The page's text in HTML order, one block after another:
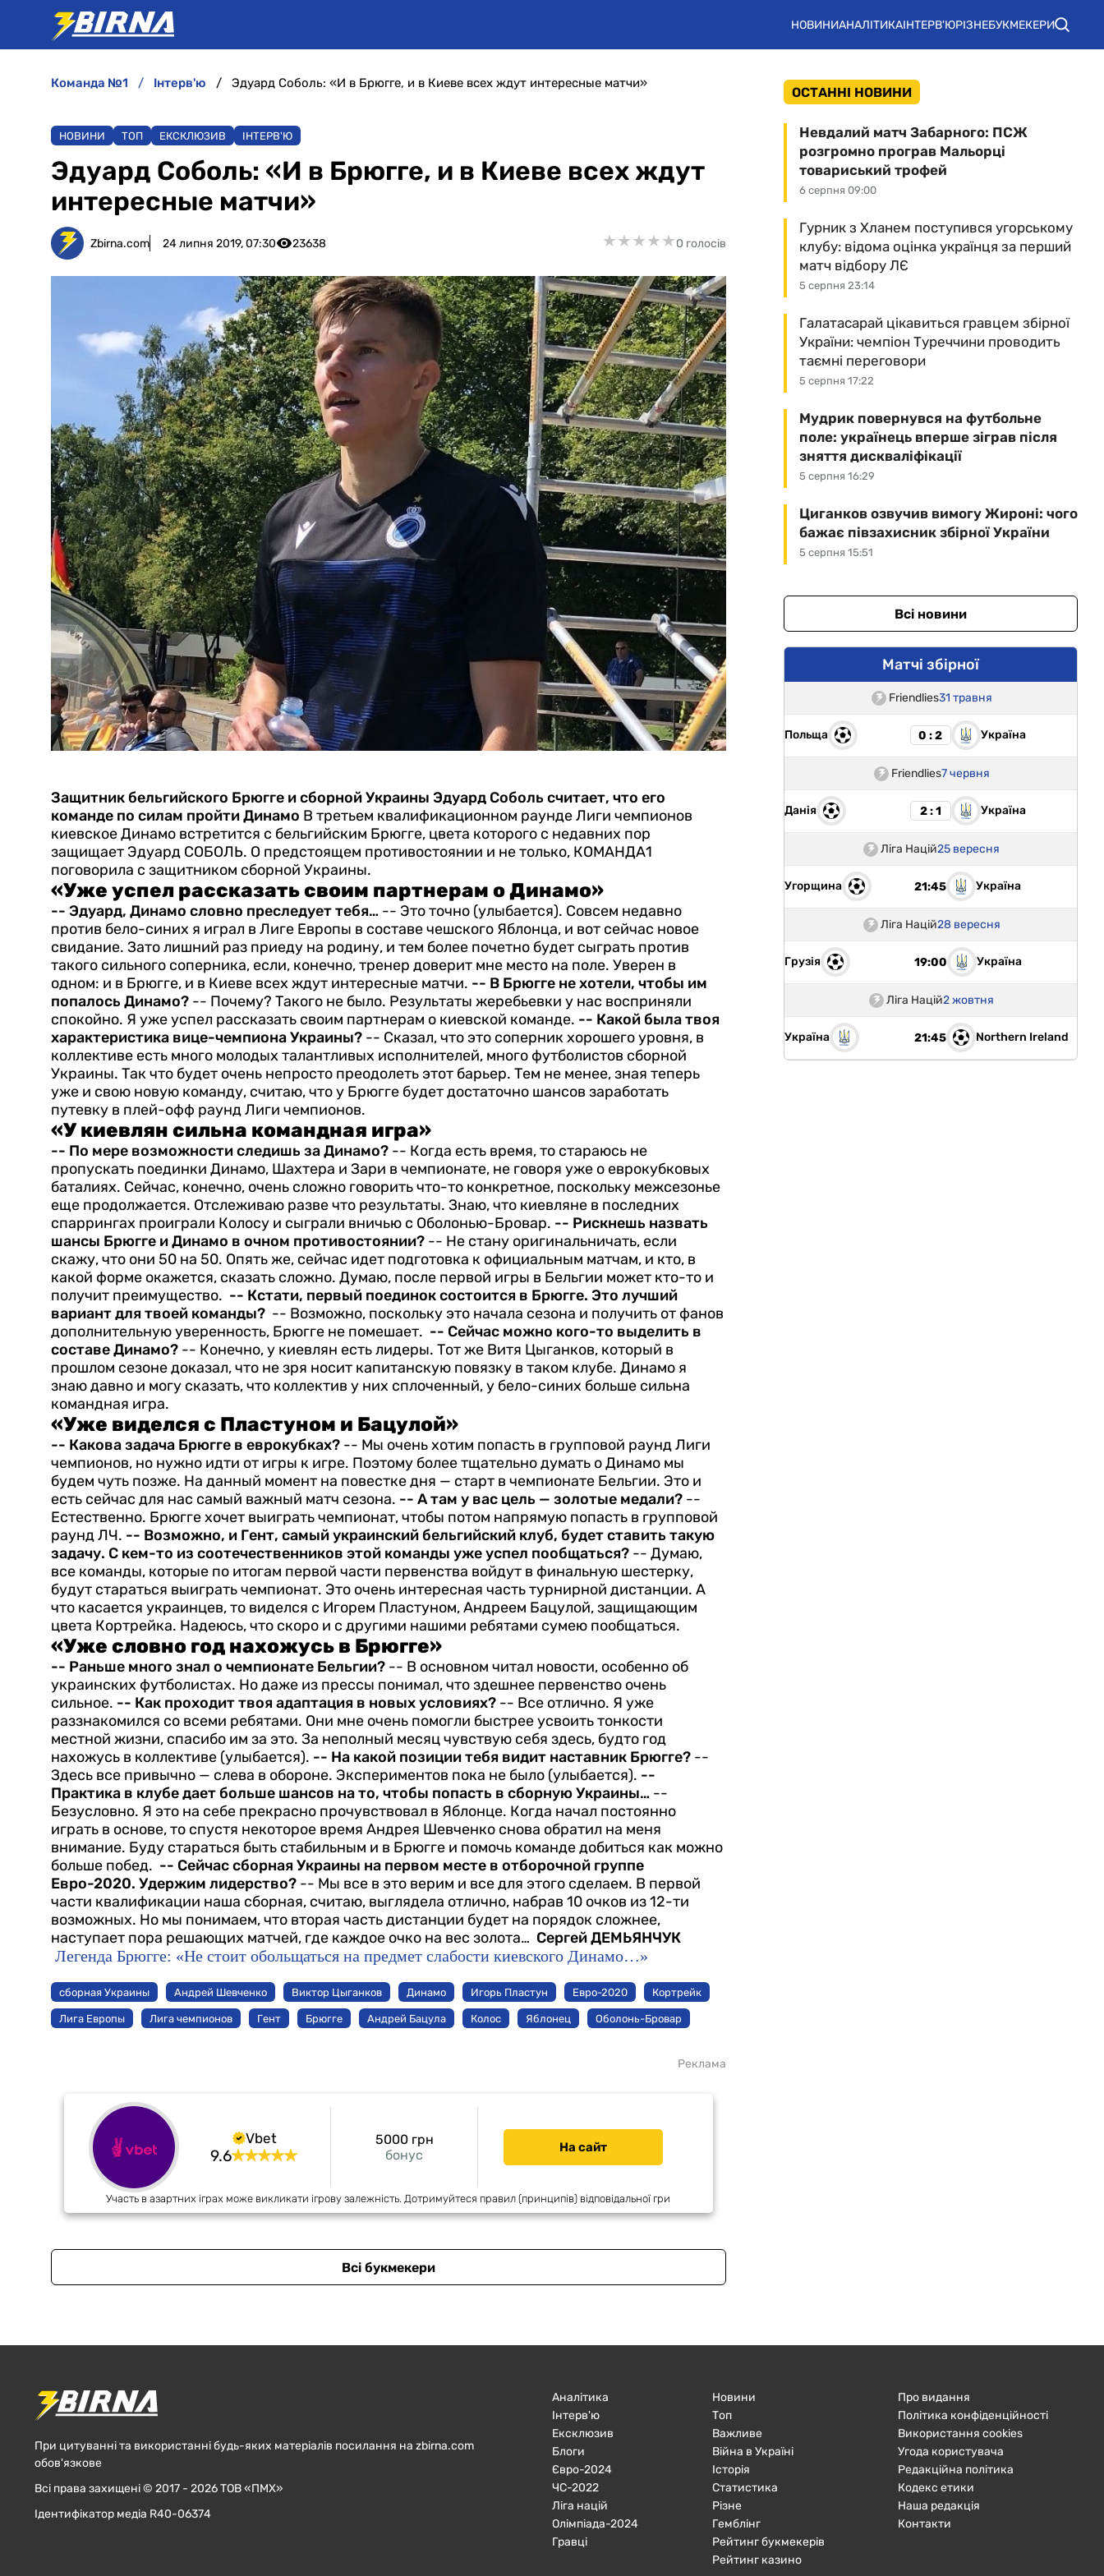
НОВИНИАНАЛІТИКАІНТЕРВ'ЮРІЗНЕБУКМЕКЕРИ
команда №1 інтерв'ю Эдуард Соболь: «И в Брюгге, и в Киеве всех ждут интересные матчи»
НОВИНИ ТОП ЕКСКЛЮЗИВ ІНТЕРВ'Ю
Эдуард Соболь: «И в Брюгге, и в Киеве всех ждут
интересные матчи»
Zbirna.com 24 липня 2019, 07:30 23638 ★★★★★
★★★★★0 голосів
Защитник бельгийского Брюгге и сборной Украины Эдуард Соболь считает, что его
команде по силам пройти Динамо В третьем квалификационном раунде Лиги чемпионов
киевское Динамо встретится с бельгийским Брюгге, цвета которого с недавних пор
защищает Эдуард СОБОЛЬ. О предстоящем противостоянии и не только, КОМАНДА1
поговорила с защитником сборной Украины.
«Уже успел рассказать своим партнерам о Динамо»
-- Эдуард, Динамо словно преследует тебя… -- Это точно (улыбается). Совсем недавно
против бело-синих я играл в Лиге Европы в составе чешского Яблонца, и вот сейчас новое
свидание. Зато лишний раз приеду на родину, и тем более почетно будет сыграть против
такого сильного соперника, если, конечно, тренер доверит мне место на поле. Уверен в
одном: и в Брюгге, и в Киеве всех ждут интересные матчи. -- В Брюгге не хотели, чтобы им
попалось Динамо? -- Почему? Такого не было. Результаты жеребьевки у нас восприняли
спокойно. Я уже успел рассказать своим партнерам о киевской команде. -- Какой была твоя
характеристика вице-чемпиона Украины? -- Сказал, что это соперник хорошего уровня, в
коллективе есть много молодых талантливых исполнителей, много футболистов сборной
Украины. Так что будет очень непросто преодолеть этот барьер. Тем не менее, зная теперь
уже и свою новую команду, считаю, что у Брюгге будет достаточно шансов заработать
путевку в плей-офф раунд Лиги чемпионов.
«У киевлян сильна командная игра»
-- По мере возможности следишь за Динамо? -- Когда есть время, то стараюсь не
пропускать поединки Динамо, Шахтера и Зари в чемпионате, не говоря уже о еврокубковых
баталиях. Сейчас, конечно, очень сложно говорить что-то конкретное, поскольку межсезонье
еще продолжается. Отслеживаю разве что результаты. Знаю, что киевляне в последних
спаррингах проиграли Колосу и сыграли вничью с Оболонью-Бровар. -- Рискнешь назвать
шансы Брюгге и Динамо в очном противостоянии? -- Не стану оригинальничать, если
скажу, что они 50 на 50. Опять же, сейчас идет подготовка к официальным матчам, и кто, в
какой форме окажется, сказать сложно. Думаю, после первой игры в Бельгии может кто-то и
получит преимущество. -- Кстати, первый поединок состоится в Брюгге. Это лучший
вариант для твоей команды? -- Возможно, поскольку это начала сезона и получить от фанов
дополнительную уверенность, Брюгге не помешает. -- Сейчас можно кого-то выделить в
составе Динамо? -- Конечно, у киевлян есть лидеры. Тот же Витя Цыганков, который в
прошлом сезоне доказал, что не зря носит капитанскую повязку в таком клубе. Динамо я
знаю давно и могу сказать, что коллектив у них сплоченный, у бело-синих больше сильна
командная игра.
«Уже виделся с Пластуном и Бацулой»
-- Какова задача Брюгге в еврокубках? -- Мы очень хотим попасть в групповой раунд Лиги
чемпионов, но нужно идти от игры к игре. Поэтому более тщательно думать о Динамо мы
будем чуть позже. На данный момент на повестке дня — старт в чемпионате Бельгии. Это и
есть сейчас для нас самый важный матч сезона. -- А там у вас цель — золотые медали? --
Естественно. Брюгге хочет выиграть чемпионат, чтобы потом напрямую попасть в групповой
раунд ЛЧ. -- Возможно, и Гент, самый украинский бельгийский клуб, будет ставить такую
задачу. С кем-то из соотечественников этой команды уже успел пообщаться? -- Думаю,
все команды, которые по итогам первой части первенства войдут в финальную шестерку,
будут стараться выиграть чемпионат. Это очень интересная часть турнирной дистанции. А
что касается украинцев, то виделся с Игорем Пластуном, Андреем Бацулой, защищающим
цвета Кортрейка. Надеюсь, что скоро и с другими нашими ребятами сумею пообщаться.
«Уже словно год нахожусь в Брюгге»
-- Раньше много знал о чемпионате Бельгии? -- В основном читал новости, особенно об
украинских футболистах. Но даже из прессы понимал, что здешнее первенство очень
сильное. -- Как проходит твоя адаптация в новых условиях? -- Все отлично. Я уже
раззнакомился со всеми ребятами. Они мне очень помогли быстрее усвоить тонкости
местной жизни, спасибо им за это. За неполный месяц чувствую себя здесь, будто год
нахожусь в коллективе (улыбается). -- На какой позиции тебя видит наставник Брюгге? --
Здесь все привычно — слева в обороне. Экспериментов пока не было (улыбается). --
Практика в клубе дает больше шансов на то, чтобы попасть в сборную Украины… --
Безусловно. Я это на себе прекрасно прочувствовал в Яблонце. Когда начал постоянно
играть в основе, то спустя некоторое время Андрея Шевченко снова обратил на меня
внимание. Буду стараться быть стабильным и в Брюгге и помочь команде добиться как можно
больше побед. -- Сейчас сборная Украины на первом месте в отборочной группе
Евро-2020. Удержим лидерство? -- Мы все в это верим и все для этого сделаем. В первой
части квалификации наша сборная, считаю, выглядела отлично, набрав 10 очков из 12-ти
возможных. Но мы понимаем, что вторая часть дистанции будет на порядок сложнее,
наступает пора решающих матчей, где каждое очко на вес золота… Сергей ДЕМЬЯНЧУК
Легенда Брюгге: «Не стоит обольщаться на предмет слабости киевского Динамо…»
сборная Украины Андрей Шевченко Виктор Цыганков Динамо Игорь Пластун Евро-2020 Кортрейк
Лига Европы Лига чемпионов Гент Брюгге Андрей Бацула Колос Яблонец Оболонь-Бровар
Реклама
Vbet
9.6 бонус
5000 грн На сайт
Участь в азартних іграх може викликати ігрову залежність. Дотримуйтеся правил (принципів) відповідальної гри
Всі букмекери
ОСТАННІ НОВИНИ
6 серпня 09:00
Невдалий матч Забарного: ПСЖ
розгромно програв Мальорці
товариський трофей
5 серпня 23:14
Гурник з Хланем поступився угорському
клубу: відома оцінка українця за перший
матч відбору ЛЄ
5 серпня 17:22
Галатасарай цікавиться гравцем збірної
України: чемпіон Туреччини проводить
таємні переговори
5 серпня 16:29
Мудрик повернувся на футбольне
поле: українець вперше зіграв після
зняття дискваліфікації
5 серпня 15:51
Циганков озвучив вимогу Жироні: чого
бажає півзахисник збірної України
Всі новини
Матчі збірної
Friendlies31 травня
Польща 0 : 2 Україна
Friendlies7 червня
Данія 2 : 1 Україна
Ліга Націй25 вересня
Угорщина 21:45 Україна
Ліга Націй28 вересня
Грузія 19:00 Україна
Ліга Націй2 жовтня
Україна 21:45 Northern Ireland
При цитуванні та використанні будь-яких матеріалів посилання на zbirna.com
обов'язкове
Всі права захищені © 2017 - 2026 ТОВ «ПМХ»
Ідентифікатор медіа R40-06374
Аналітика
Інтерв'ю
Ексклюзив
Блоги
Євро-2024
ЧC-2022
Ліга націй
Олімпіада-2024
Гравці
Новини
Топ
Важливе
Війна в Україні
Історія
Статистика
Різне
Гемблінг
Рейтинг букмекерів
Рейтинг казино
Про видання
Політика конфіденційності
Використання cookies
Угода користувача
Редакційна політика
Кодекс етики
Наша редакція
Контакти